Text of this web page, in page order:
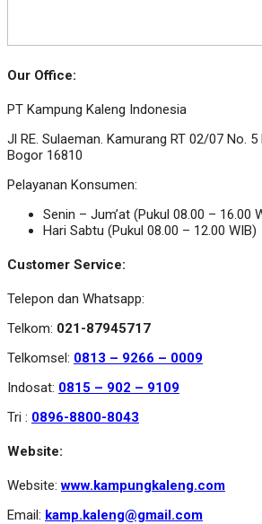
Our Office:
PT Kampung Kaleng Indonesia
Jl RE. Sulaeman. Kamurang RT 02/07 No.
Bogor 16810
Pelayanan Konsumen:
Senin – Jum’at (Pukul 08.00 – 16.00
Hari Sabtu (Pukul 08.00 – 12.00 WIB)
Customer Service:
Telepon dan Whatsapp:
Telkom: 021-87945717
Telkomsel: 0813 – 9266 – 0009
Indosat: 0815 – 902 – 9109
Tri : 0896-8800-8043
Website:
Website:www.kampungkaleng.com
Email: kamp.kaleng@gmail.com